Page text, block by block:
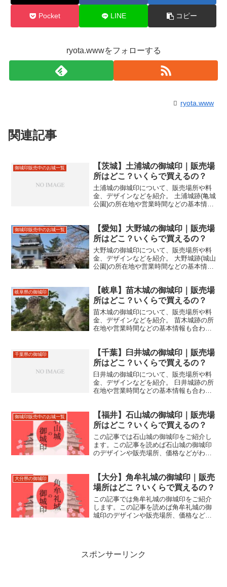
Pocket LINE コピー
ryota.wwwをフォローする
ryota.www
関連記事
御城印販売中のお城一覧
【茨城】土浦城の御城印｜販売場
所はどこ？いくらで買えるの？
土浦城の御城印について、販売場所や料
金、デザインなどを紹介。 土浦城跡(亀城
公園)の所在地や営業時間などの基本情報
御城印販売中のお城一覧
【愛知】大野城の御城印｜販売場
所はどこ？いくらで買えるの？
大野城の御城印について、販売場所や料
金、デザインなどを紹介。 大野城跡(城山
公園)の所在地や営業時間などの基本情報
岐阜県の御城印
【岐阜】苗木城の御城印｜販売場
所はどこ？いくらで買えるの？
苗木城の御城印について、販売場所や料
金、デザインなどを紹介。 苗木城跡の所
在地や営業時間などの基本情報も合わせ
千葉県の御城印
【千葉】臼井城の御城印｜販売場
所はどこ？いくらで買えるの？
臼井城の御城印について、販売場所や料
金、デザインなどを紹介。 臼井城跡の所
在地や営業時間などの基本情報も合わせ
御城印販売中のお城一覧
【福井】石山城の御城印｜販売場
所はどこ？いくらで買えるの？
この記事では石山城の御城印をご紹介し
ます。この記事を読めば石山城の御城印
のデザインや販売場所、価格などがわか
にお役立てください。
大分県の御城印
【大分】角牟礼城の御城印｜販売
場所はどこ？いくらで買えるの？
この記事では角牟礼城の御城印をご紹介
します。この記事を読めば角牟礼城の御
城印のデザインや販売場所、価格などが
スポンサーリンク